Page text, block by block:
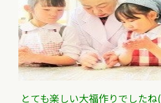
とても楽しい大福作りでしたね